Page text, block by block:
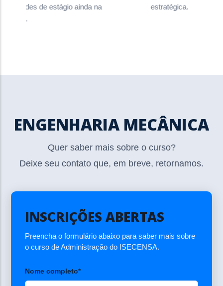
de estágio ainda na
estratégica.
ENGENHARIA MECÂNICA
Quer saber mais sobre o curso?
Deixe seu contato que, em breve, retornamos.
INSCRIÇÕES ABERTAS
Preencha o formulário abaixo para saber mais sobre
o curso de Administração do ISECENSA.
Nome completo*